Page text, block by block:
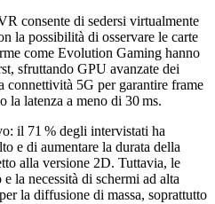
consente di sedersi virtualmente
la possibilità di osservare le carte
come Evolution Gaming hanno
sfruttando GPU avanzate dei
connettività 5G per garantire frame
la latenza a meno di 30 ms.
il 71 % degli intervistati ha
e di aumentare la durata della
alla versione 2D. Tuttavia, le
la necessità di schermi ad alta
la diffusione di massa, soprattutto